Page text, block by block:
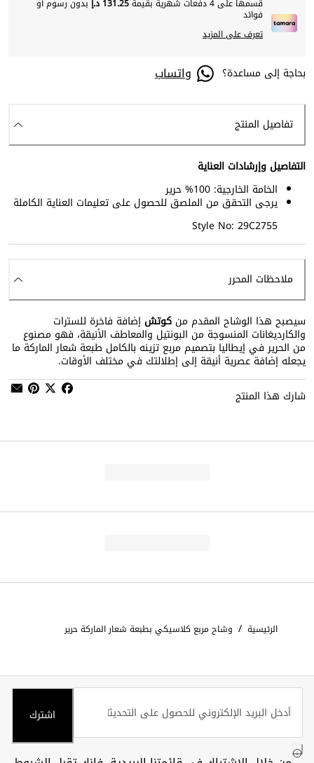
قسمها على 4 دفعات شهرية بقيمة
131.25 د.إ بدون رسوم أو
فوائد
تعرف على المزيد
بحاجة إلى مساعدة؟ واتساب
تفاصيل المنتج
التفاصيل وإرشادات العناية
الخامة الخارجية: 100% حرير
يرجى التحقق من الملصق للحصول على تعليمات العناية الكاملة
Style No: 29C2755
ملاحظات المحرر
سيصبح هذا الوشاح المقدم من كوتش إضافة فاخرة للسترات
والكارديغانات المنسوجة من البونتيل والمعاطف الأنيقة، فهو مصنوع
من الحرير في إيطاليا بتصميم مربع تزينه بالكامل طبعة شعار الماركة ما
يجعله إضافة عصرية أنيقة إلى إطلالتك في مختلف الأوقات.
شارك هذا المنتج
الرئيسية / وشاح مربع كلاسيكي بطبعة شعار الماركة حرير
اشترك